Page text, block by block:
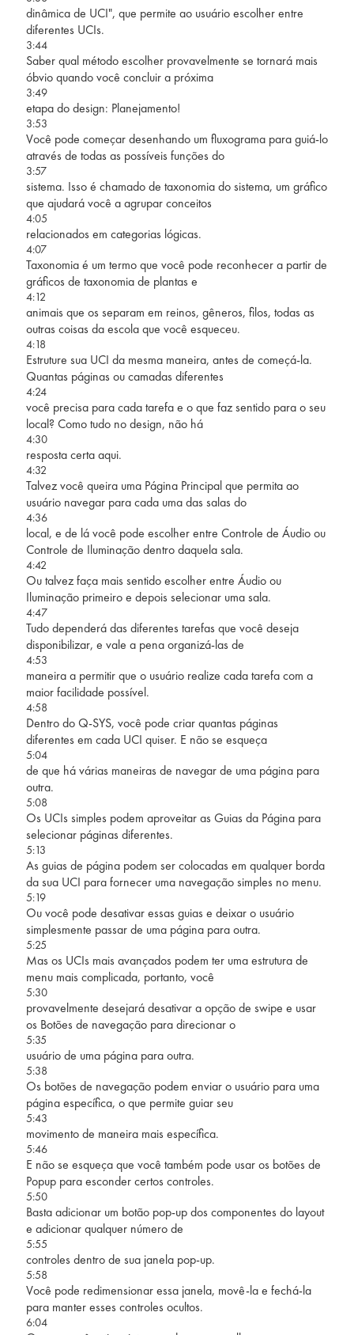
dinâmica de UCI", que permite ao usuário escolher entre
diferentes UCIs.
3:44
Saber qual método escolher provavelmente se tornará mais
óbvio quando você concluir a próxima
3:49
etapa do design: Planejamento!
3:53
Você pode começar desenhando um fluxograma para guiá-lo
através de todas as possíveis funções do
3:57
sistema. Isso é chamado de taxonomia do sistema, um gráfico
que ajudará você a agrupar conceitos
4:05
relacionados em categorias lógicas.
4:07
Taxonomia é um termo que você pode reconhecer a partir de
gráficos de taxonomia de plantas e
4:12
animais que os separam em reinos, gêneros, filos, todas as
outras coisas da escola que você esqueceu.
4:18
Estruture sua UCI da mesma maneira, antes de começá-la.
Quantas páginas ou camadas diferentes
4:24
você precisa para cada tarefa e o que faz sentido para o seu
local? Como tudo no design, não há
4:30
resposta certa aqui.
4:32
Talvez você queira uma Página Principal que permita ao
usuário navegar para cada uma das salas do
4:36
local, e de lá você pode escolher entre Controle de Áudio ou
Controle de Iluminação dentro daquela sala.
4:42
Ou talvez faça mais sentido escolher entre Áudio ou
Iluminação primeiro e depois selecionar uma sala.
4:47
Tudo dependerá das diferentes tarefas que você deseja
disponibilizar, e vale a pena organizá-las de
4:53
maneira a permitir que o usuário realize cada tarefa com a
maior facilidade possível.
4:58
Dentro do Q-SYS, você pode criar quantas páginas
diferentes em cada UCI quiser. E não se esqueça
5:04
de que há várias maneiras de navegar de uma página para
outra.
5:08
Os UCIs simples podem aproveitar as Guias da Página para
selecionar páginas diferentes.
5:13
As guias de página podem ser colocadas em qualquer borda
da sua UCI para fornecer uma navegação simples no menu.
5:19
Ou você pode desativar essas guias e deixar o usuário
simplesmente passar de uma página para outra.
5:25
Mas os UCIs mais avançados podem ter uma estrutura de
menu mais complicada, portanto, você
5:30
provavelmente desejará desativar a opção de swipe e usar
os Botões de navegação para direcionar o
5:35
usuário de uma página para outra.
5:38
Os botões de navegação podem enviar o usuário para uma
página específica, o que permite guiar seu
5:43
movimento de maneira mais específica.
5:46
E não se esqueça que você também pode usar os botões de
Popup para esconder certos controles.
5:50
Basta adicionar um botão pop-up dos componentes do layout
e adicionar qualquer número de
5:55
controles dentro de sua janela pop-up.
5:58
Você pode redimensionar essa janela, movê-la e fechá-la
para manter esses controles ocultos.
6:04